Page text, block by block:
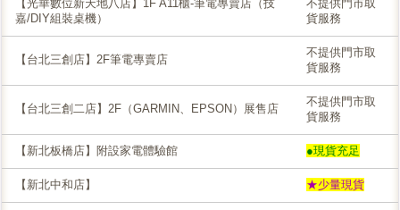
【光華數位新天地八店】1F A11櫃-筆電專賣店（技
嘉/DIY組裝桌機）
不提供門市取
貨服務
【台北三創店】2F筆電專賣店
不提供門市取
貨服務
【台北三創二店】2F（GARMIN、EPSON）展售店
不提供門市取
貨服務
【新北板橋店】附設家電體驗館 ●現貨充足
【新北中和店】 ★少量現貨